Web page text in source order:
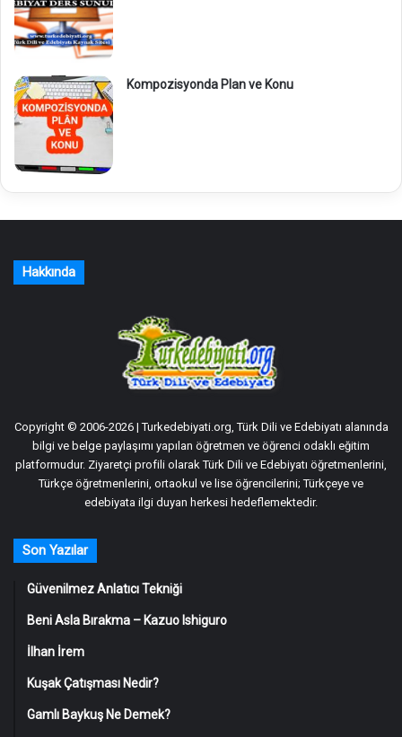
Kompozisyonda Plan ve Konu
Hakkında
Copyright © 2006-2026 | Turkedebiyati.org, Türk Dili ve Edebiyatı alanında
bilgi ve belge paylaşımı yapılan öğretmen ve öğrenci odaklı eğitim
platformudur. Ziyaretçi profili olarak Türk Dili ve Edebiyatı öğretmenlerini,
Türkçe öğretmenlerini, ortaokul ve lise öğrencilerini; Türkçeye ve
edebiyata ilgi duyan herkesi hedeflemektedir.
Son Yazılar
Güvenilmez Anlatıcı Tekniği
Beni Asla Bırakma – Kazuo Ishiguro
İlhan İrem
Kuşak Çatışması Nedir?
Gamlı Baykuş Ne Demek?